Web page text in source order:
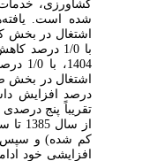
کشاورزی،
شده است.
1404،
تقریباً پنج